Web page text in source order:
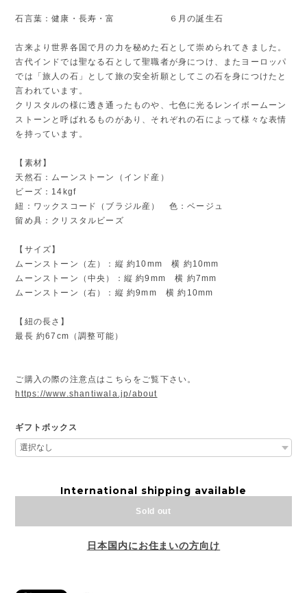
石言葉：健康・長寿・富 ６月の誕生石
古来より世界各国で月の力を秘めた石として崇められてきました。
古代インドでは聖なる石として聖職者が身につけ、またヨーロッパ
では「旅人の石」として旅の安全祈願としてこの石を身につけたと
言われています。
クリスタルの様に透き通ったものや、七色に光るレンイボームーン
ストーンと呼ばれるものがあり、それぞれの石によって様々な表情
を持っています。
【素材】
天然石：ムーンストーン（インド産）
ビーズ：14kgf
紐：ワックスコード（ブラジル産） 色：ベージュ
留め具：クリスタルビーズ
【サイズ】
ムーンストーン（左）：縦 約10mm 横 約10mm
ムーンストーン（中央）：縦 約9mm 横 約7mm
ムーンストーン（右）：縦 約9mm 横 約10mm
【紐の長さ】
最長 約67cm（調整可能）
ご購入の際の注意点はこちらをご覧下さい。
https://www.shantiwala.jp/about
ギフトボックス
International shipping available
Sold out
日本国内にお住まいの方向け